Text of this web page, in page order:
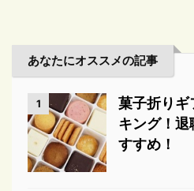
あなたにオススメの記事
1
菓子折りギ
キング！
すすめ！